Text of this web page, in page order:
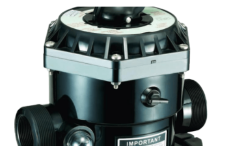
leeresztővel rendelkezik, a gyors téliesítéshez és
szervizeléshez. A felső diffúzor biztosítja a víz egyenletes
eloszlását a homokágy tetején; ami sima, szabadon áramló
teljesítményt biztosít. Precíziósan megtervezett öntisztító
oldalsó csatornák a kiegyensúlyozott áramlás és
visszamosás, valamint a könnyű szervizelhetőség
folyamatos vízforgatással és szűréssel tudjuk fenn tartani.
Az álló vízben, melyet süt a nap, könnyedén
elszaporodhatnak az algák és más szennyeződések,
melyek nem csak a látványt rontják, de a fürdőzők
egészségére is veszélyesek lehetnek. A szűrőtartály a